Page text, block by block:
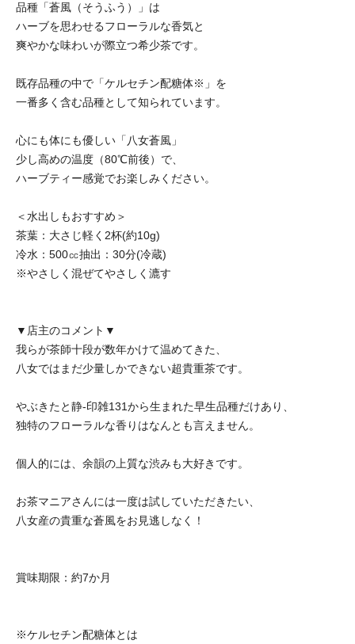
品種「蒼風（そうふう）」は
ハーブを思わせるフローラルな香気と
爽やかな味わいが際立つ希少茶です。
既存品種の中で「ケルセチン配糖体※」を
一番多く含む品種として知られています。
心にも体にも優しい「八女蒼風」
少し高めの温度（80℃前後）で、
ハーブティー感覚でお楽しみください。
＜水出しもおすすめ＞
茶葉：大さじ軽く2杯(約10g)
冷水：500㏄抽出：30分(冷蔵)
※やさしく混ぜてやさしく漉す
▼店主のコメント▼
我らが茶師十段が数年かけて温めてきた、
八女ではまだ少量しかできない超貴重茶です。
やぶきたと静-印雑131から生まれた早生品種だけあり、
独特のフローラルな香りはなんとも言えません。
個人的には、余韻の上質な渋みも大好きです。
お茶マニアさんには一度は試していただきたい、
八女産の貴重な蒼風をお見逃しなく！
賞味期限：約7か月
※ケルセチン配糖体とは